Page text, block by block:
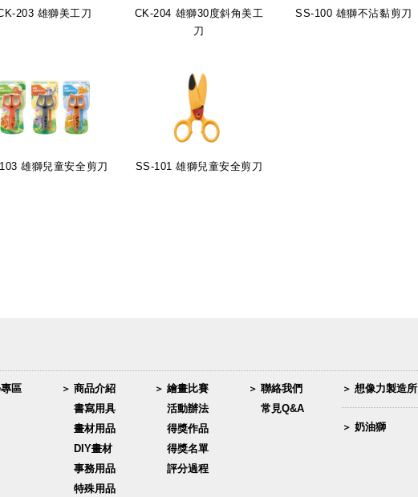
203 雄獅美工刀
CK-204 雄獅30度斜角美工
刀
SS-100 雄獅不沾黏剪刀
雄獅兒童安全剪刀 SS-101 雄獅兒童安全剪刀
區
商品介紹
書寫用具
畫材用品
DIY畫材
事務用品
特殊用品
繪畫比賽
活動辦法
得獎作品
得獎名單
評分過程
聯絡我們
常見Q&A
想像力製造所
奶油獅